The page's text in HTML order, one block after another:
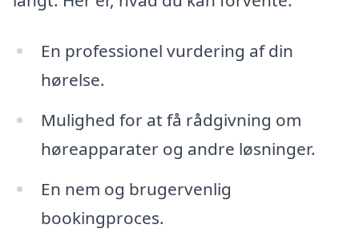
En professionel vurdering af din
hørelse.
Mulighed for at få rådgivning om
høreapparater og andre løsninger.
En nem og brugervenlig
bookingproces.